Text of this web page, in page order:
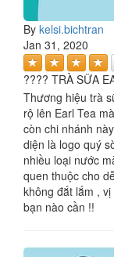
By kelsi.bichtran
Jan 31, 2020
???? TRÀ SỮA
Thương hiệu trà
rộ lên Earl Tea
còn chi nhánh
diện là logo quý
nhiều loại nước
quen thuộc cho
không đắt lắm ,
bạn nào cần !!